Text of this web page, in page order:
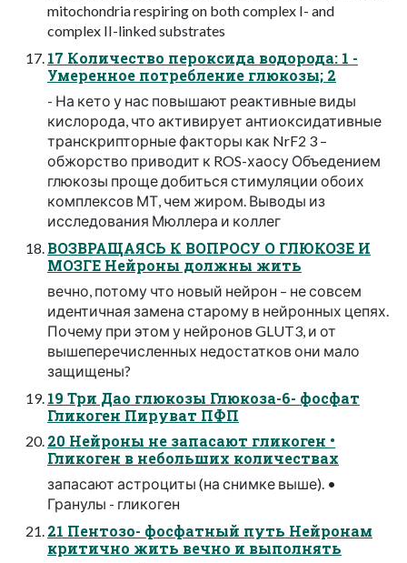
mitochondria respiring on both complex I- and
complex II-linked substrates
17 Количество пероксида водорода: 1 -
Умеренное потребление глюкозы; 2
- На кето у нас повышают реактивные виды
кислорода, что активирует антиоксидативные
транскрипторные факторы как NrF2 3 –
обжорство приводит к ROS-хаосу Объедением
глюкозы проще добиться стимуляции обоих
комплексов МТ, чем жиром. Выводы из
исследования Мюллера и коллег
ВОЗВРАЩАЯСЬ К ВОПРОСУ О ГЛЮКОЗЕ И
МОЗГЕ Нейроны должны жить
вечно, потому что новый нейрон – не совсем
идентичная замена старому в нейронных цепях.
Почему при этом у нейронов GLUT3, и от
вышеперечисленных недостатков они мало
защищены?
19 Три Дао глюкозы Глюкоза-6- фосфат
Гликоген Пируват ПФП
20 Нейроны не запасают гликоген •
Гликоген в небольших количествах
запасают астроциты (на снимке выше). •
Гранулы - гликоген
21 Пентозо- фосфатный путь Нейронам
критично жить вечно и выполнять